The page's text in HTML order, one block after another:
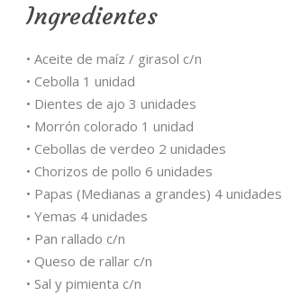
Ingredientes
• Aceite de maíz / girasol c/n
• Cebolla 1 unidad
• Dientes de ajo 3 unidades
• Morrón colorado 1 unidad
• Cebollas de verdeo 2 unidades
• Chorizos de pollo 6 unidades
• Papas (Medianas a grandes) 4 unidades
• Yemas 4 unidades
• Pan rallado c/n
• Queso de rallar c/n
• Sal y pimienta c/n